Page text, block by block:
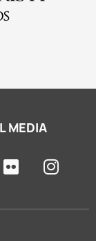
MEDIA
F
l
I
n